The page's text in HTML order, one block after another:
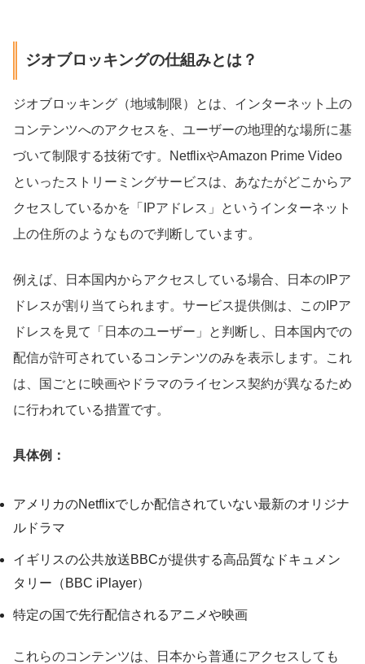
ジオブロッキングの仕組みとは？
ジオブロッキング（地域制限）とは、インターネット上の
コンテンツへのアクセスを、ユーザーの地理的な場所に基
づいて制限する技術です。NetflixやAmazon Prime Video
といったストリーミングサービスは、あなたがどこからア
クセスしているかを「IPアドレス」というインターネット
上の住所のようなもので判断しています。
例えば、日本国内からアクセスしている場合、日本のIPア
ドレスが割り当てられます。サービス提供側は、このIPア
ドレスを見て「日本のユーザー」と判断し、日本国内での
配信が許可されているコンテンツのみを表示します。これ
は、国ごとに映画やドラマのライセンス契約が異なるため
に行われている措置です。
具体例：
アメリカのNetflixでしか配信されていない最新のオリジナ
ルドラマ
イギリスの公共放送BBCが提供する高品質なドキュメン
タリー（BBC iPlayer）
特定の国で先行配信されるアニメや映画
これらのコンテンツは、日本から普通にアクセスしても